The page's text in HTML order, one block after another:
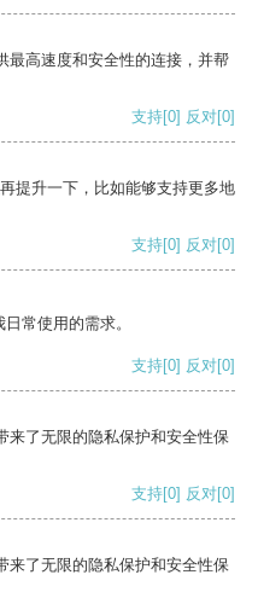
最高速度和安全性的连接，并帮
支持[0] 反对[0]
提升一下，比如能够支持更多地
支持[0] 反对[0]
常使用的需求。
支持[0] 反对[0]
来了无限的隐私保护和安全性保
支持[0] 反对[0]
来了无限的隐私保护和安全性保